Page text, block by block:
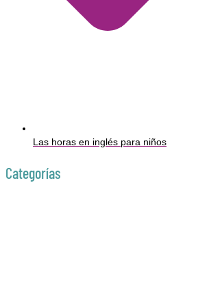
Las horas en inglés para niños
Categorías